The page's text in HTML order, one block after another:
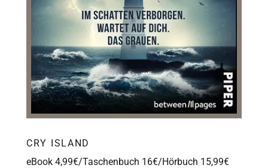
CRY ISLAND
eBook 4,99€/Taschenbuch 16€/Hörbuch 15,99€